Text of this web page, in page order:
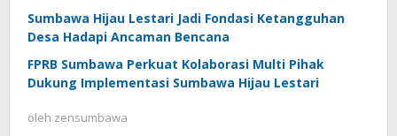
Sumbawa Hijau Lestari Jadi Fondasi Ketangguhan
Desa Hadapi Ancaman Bencana
FPRB Sumbawa Perkuat Kolaborasi Multi Pihak
Dukung Implementasi Sumbawa Hijau Lestari
oleh zensumbawa